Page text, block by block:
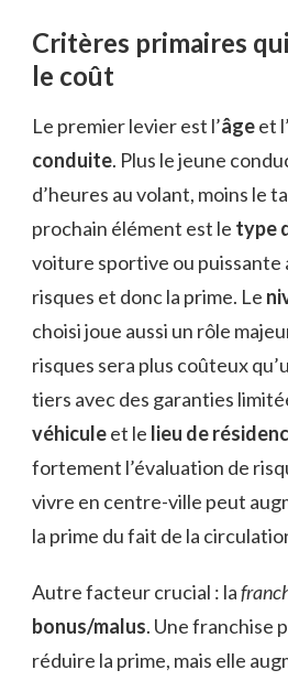
Critères primaires
le coût
Le premier levier est l’âgeet l’
conduite. Plus le jeune
d’heures au volant, moins le
prochain élément est le type
voiture sportive ou puissante
risques et donc la prime. Le
choisi joue aussi un rôle
risques sera plus coûteux
tiers avec des garanties
véhiculeet le lieu de
fortement l’évaluation de
vivre en centre-ville peut
la prime du fait de la
Autre facteur crucial : la
bonus/malus. Une franchise
réduire la prime, mais elle